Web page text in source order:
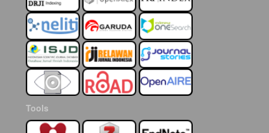
Tools